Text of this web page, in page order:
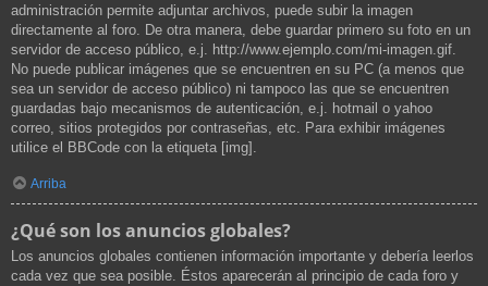
administración permite adjuntar archivos, puede subir la imagen
directamente al foro. De otra manera, debe guardar primero su foto en un
servidor de acceso público, e.j. http://www.ejemplo.com/mi-imagen.gif.
No puede publicar imágenes que se encuentren en su PC (a menos que
sea un servidor de acceso público) ni tampoco las que se encuentren
guardadas bajo mecanismos de autenticación, e.j. hotmail o yahoo
correo, sitios protegidos por contraseñas, etc. Para exhibir imágenes
utilice el BBCode con la etiqueta [img].
Arriba
¿Qué son los anuncios globales?
Los anuncios globales contienen información importante y debería leerlos
cada vez que sea posible. Éstos aparecerán al principio de cada foro y